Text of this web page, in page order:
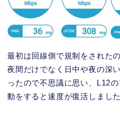
最初は回線側で規制をされた
夜間だけでなく日中や夜の深
ったので不思議に思い、L12
動をすると速度が復活しました